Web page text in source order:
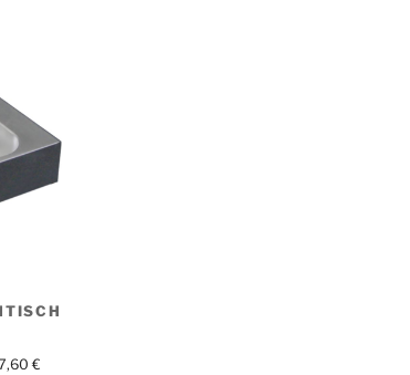
€